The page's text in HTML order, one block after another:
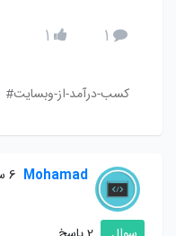
1
1
کسب-درآمد-از-وبسایت#
Mohamad 6 سال پیش